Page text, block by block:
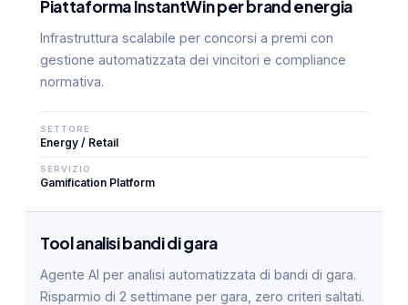
Piattaforma InstantWin per brand energia
Infrastruttura scalabile per concorsi a premi con
gestione automatizzata dei vincitori e compliance
normativa.
SETTORE
Energy / Retail
SERVIZIO
Gamification Platform
Tool analisi bandi di gara
Agente AI per analisi automatizzata di bandi di gara.
Risparmio di 2 settimane per gara, zero criteri saltati.